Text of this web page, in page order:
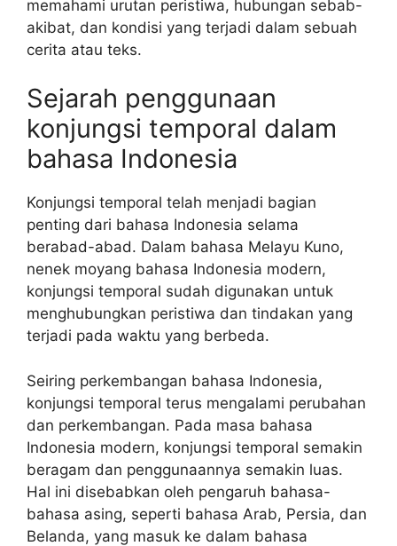
memahami urutan peristiwa, hubungan sebab-
akibat, dan kondisi yang terjadi dalam sebuah
cerita atau teks.
Sejarah penggunaan
konjungsi temporal dalam
bahasa Indonesia
Konjungsi temporal telah menjadi bagian
penting dari bahasa Indonesia selama
berabad-abad. Dalam bahasa Melayu Kuno,
nenek moyang bahasa Indonesia modern,
konjungsi temporal sudah digunakan untuk
menghubungkan peristiwa dan tindakan yang
terjadi pada waktu yang berbeda.
Seiring perkembangan bahasa Indonesia,
konjungsi temporal terus mengalami perubahan
dan perkembangan. Pada masa bahasa
Indonesia modern, konjungsi temporal semakin
beragam dan penggunaannya semakin luas.
Hal ini disebabkan oleh pengaruh bahasa-
bahasa asing, seperti bahasa Arab, Persia, dan
Belanda, yang masuk ke dalam bahasa